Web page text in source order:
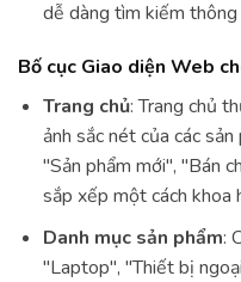
dễ dàng tìm kiếm thông
Bố cục Giao diện Web
Trang chủ: Trang chủ
ảnh sắc nét của các
"Sản phẩm mới", "Bán
sắp xếp một cách khoa
Danh mục sản phẩm:
"Laptop", "Thiết bị